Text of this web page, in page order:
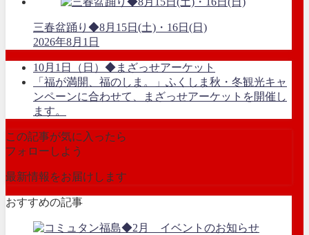
三春盆踊り◆8月15日(土)・16日(日)
2026年8月1日
10月1日（日）◆まざっせアーケット
「福が満開、福のしま。」ふくしま秋・冬観光キャ
ンペーンに合わせて、まざっせアーケットを開催し
ます。
この記事が気に入ったら
フォローしよう
最新情報をお届けします
おすすめの記事